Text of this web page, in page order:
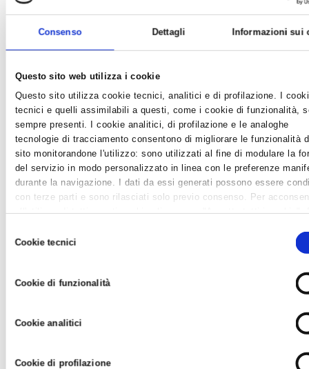
Consenso Dettagli Informazioni sui
Questo sito web utilizza i cookie
Questo sito utilizza cookie tecnici, analitici e di profilazione. I
tecnici e quelli assimilabili a questi, come i cookie di funzionalità,
sempre presenti. I cookie analitici, di profilazione e le analoghe
tecnologie di tracciamento consentono di migliorare le funzionalità
sito monitorandone l'utilizzo: sono utilizzati al fine di modulare la
del servizio in modo personalizzato in linea con le preferenze
durante la navigazione. I dati da essi generati possono essere
con terze parti e sono rilasciati solo previo consenso. Per
all'utilizzo di tutti questi cookie cliccare su "Accetta tutti i cookie".
cookie". Cliccare su "Usa solo cookie tecnici" comporta il
delle impostazioni di default e dunque la continuazione della
quelli tecnici. Infine, per avere maggiori informazioni, leggere la
delCookie tecnici
Cookie di funzionalità
Cookie analitici
Cookie di profilazione
‹ Torna all'elenco
News in Primo Piano
- AZIENDEPIÙ 3/2026 (FASCICOLO NR. 128) -
- CONFARTIGIANATO IMPRESE RAVENNA E WELFARE
- CAAF CONFARTIGIANATO: ASSISTENZA QUALIFICATA
- DA CONFARTIGIANATO, SE HAI MENO DI 25 ANNI, LA